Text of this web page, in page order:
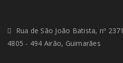
Rua de São João Batista, nº 2371
4805 - 494 Airão, Guimarães